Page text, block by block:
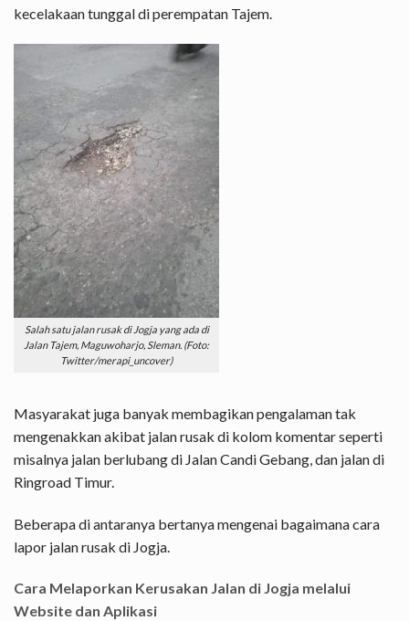
kecelakaan tunggal di perempatan Tajem.
Salah satu jalan rusak di Jogja yang ada di
Jalan Tajem, Maguwoharjo, Sleman. (Foto:
Twitter/merapi_uncover)
Masyarakat juga banyak membagikan pengalaman tak
mengenakkan akibat jalan rusak di kolom komentar seperti
misalnya jalan berlubang di Jalan Candi Gebang, dan jalan di
Ringroad Timur.
Beberapa di antaranya bertanya mengenai bagaimana cara
lapor jalan rusak di Jogja.
Cara Melaporkan Kerusakan Jalan di Jogja melalui
Website dan Aplikasi